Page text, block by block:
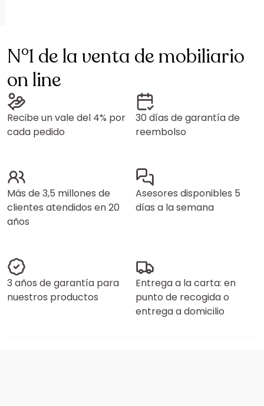
N°1 de la venta de mobiliario
on line
Recibe un vale del 4% por
cada pedido
30 días de garantía de
reembolso
Más de 3,5 millones de
clientes atendidos en 20
años
Asesores disponibles 5
días a la semana
3 años de garantía para
nuestros productos
Entrega a la carta: en
punto de recogida o
entrega a domicilio